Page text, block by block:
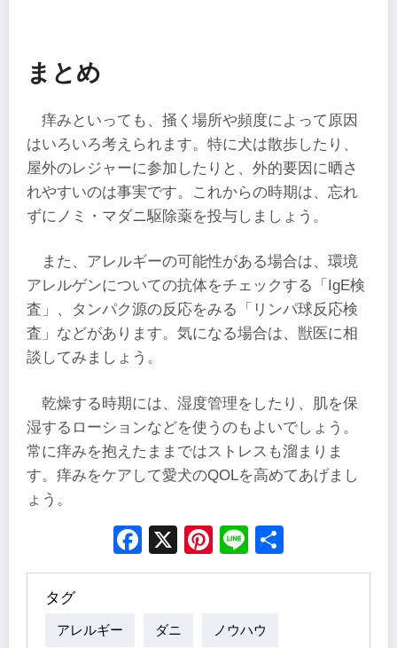
まとめ
痒みといっても、掻く場所や頻度によって原因
はいろいろ考えられます。特に犬は散歩したり、
屋外のレジャーに参加したりと、外的要因に晒さ
れやすいのは事実です。これからの時期は、忘れ
ずにノミ・マダニ駆除薬を投与しましょう。
また、アレルギーの可能性がある場合は、環境
アレルゲンについての抗体をチェックする「IgE検
査」、タンパク源の反応をみる「リンパ球反応検
査」などがあります。気になる場合は、獣医に相
談してみましょう。
乾燥する時期には、湿度管理をしたり、肌を保
湿するローションなどを使うのもよいでしょう。
常に痒みを抱えたままではストレスも溜まりま
す。痒みをケアして愛犬のQOLを高めてあげまし
ょう。
Facebook
X Pinterest
Line
タグ
アレルギー ダニ ノウハウ